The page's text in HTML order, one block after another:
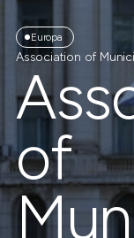
Europa
Association of
of